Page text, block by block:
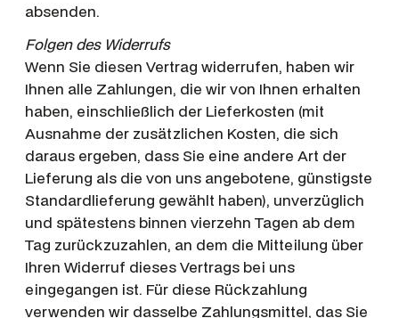
absenden.
Folgen des Widerrufs
Wenn Sie diesen Vertrag widerrufen, haben wir
Ihnen alle Zahlungen, die wir von Ihnen erhalten
haben, einschließlich der Lieferkosten (mit
Ausnahme der zusätzlichen Kosten, die sich
daraus ergeben, dass Sie eine andere Art der
Lieferung als die von uns angebotene, günstigste
Standardlieferung gewählt haben), unverzüglich
und spätestens binnen vierzehn Tagen ab dem
Tag zurückzuzahlen, an dem die Mitteilung über
Ihren Widerruf dieses Vertrags bei uns
eingegangen ist. Für diese Rückzahlung
verwenden wir dasselbe Zahlungsmittel, das Sie